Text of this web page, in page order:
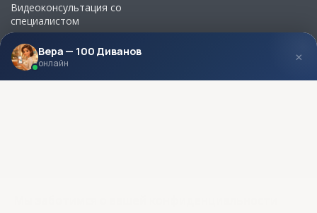
Видеоконсультация со
специалистом
Выбор ткани для мебели без
визита в магазин
МЫ В СОЦСЕТЯХ КОНТАКТЫ
Вера — 100 Диванов
онлайн ×